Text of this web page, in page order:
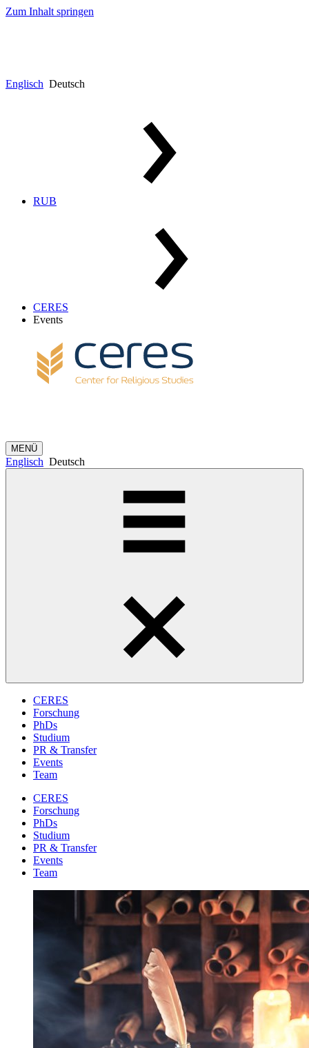
Zum Inhalt springen
Englisch Deutsch
RUB
CERES
Events
MENÜ
Englisch Deutsch
CERES
Forschung
PhDs
Studium
PR & Transfer
Events
Team
CERES
Forschung
PhDs
Studium
PR & Transfer
Events
Team